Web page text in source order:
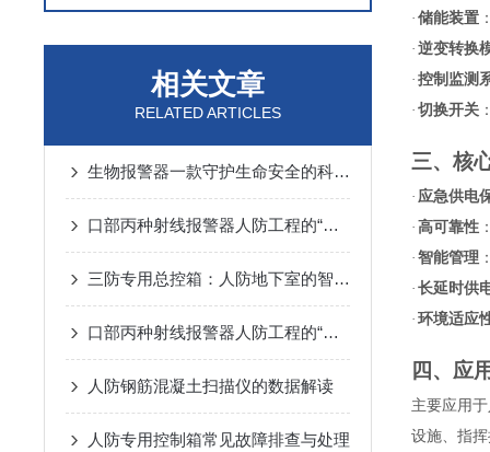
相关文章
RELATED ARTICLES
生物报警器一款守护生命安全的科技哨兵
口部丙种射线报警器人防工程的“核生化”哨兵
三防专用总控箱：人防地下室的智能指挥中枢
口部丙种射线报警器人防工程的“辐射哨兵”
人防钢筋混凝土扫描仪的数据解读
人防专用控制箱常见故障排查与处理
· 储能装置
· 逆变转换
· 控制监测
· 切换开关
三、核
· 应急供电
· 高可靠性
· 智能管理
· 长延时供
· 环境适应
四、应
主要应用
设施、指